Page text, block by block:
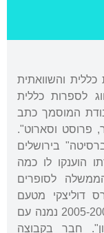
והשוואתית
לספרות כללית
המוסמך כתב
פרוסט וסארוט".
בירושלים
הוענקו לו כמה
לסופרים
לוי אשכול (2006) ופרס דוליצקי מטעם
האוניברסיטה העברית (2011). בשנים 2005-2007 נמנה עם
חבר בקבוצה